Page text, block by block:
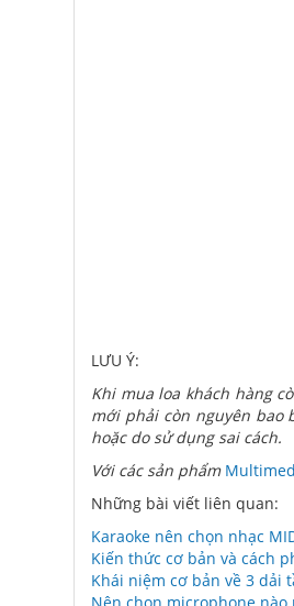
LƯU Ý:
Khi mua loa khách hàng
mới phải còn nguyên bao
hoặc do sử dụng sai cách.
Với các sản phẩm
Những bài viết liên quan:
Karaoke nên chọn nhạc
Kiến thức cơ bản và cách
Khái niệm cơ bản về 3 dải